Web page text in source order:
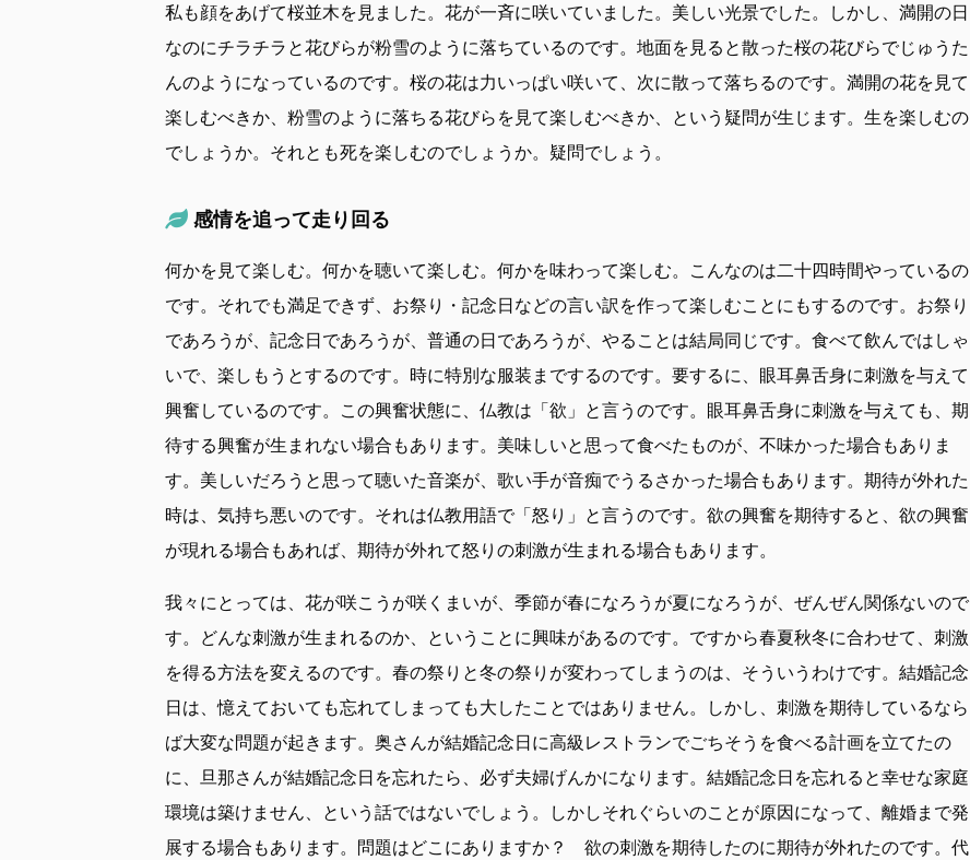
私も顔をあげて桜並木を見ました。花が一斉に咲いていました。美しい光景でした。しかし、満開の日
なのにチラチラと花びらが粉雪のように落ちているのです。地面を見ると散った桜の花びらでじゅうた
んのようになっているのです。桜の花は力いっぱい咲いて、次に散って落ちるのです。満開の花を見て
楽しむべきか、粉雪のように落ちる花びらを見て楽しむべきか、という疑問が生じます。生を楽しむの
でしょうか。それとも死を楽しむのでしょうか。疑問でしょう。
感情を追って走り回る
何かを見て楽しむ。何かを聴いて楽しむ。何かを味わって楽しむ。こんなのは二十四時間やっているの
です。それでも満足できず、お祭り・記念日などの言い訳を作って楽しむことにもするのです。お祭り
であろうが、記念日であろうが、普通の日であろうが、やることは結局同じです。食べて飲んではしゃ
いで、楽しもうとするのです。時に特別な服装までするのです。要するに、眼耳鼻舌身に刺激を与えて
興奮しているのです。この興奮状態に、仏教は「欲」と言うのです。眼耳鼻舌身に刺激を与えても、期
待する興奮が生まれない場合もあります。美味しいと思って食べたものが、不味かった場合もありま
す。美しいだろうと思って聴いた音楽が、歌い手が音痴でうるさかった場合もあります。期待が外れた
時は、気持ち悪いのです。それは仏教用語で「怒り」と言うのです。欲の興奮を期待すると、欲の興奮
が現れる場合もあれば、期待が外れて怒りの刺激が生まれる場合もあります。
我々にとっては、花が咲こうが咲くまいが、季節が春になろうが夏になろうが、ぜんぜん関係ないので
す。どんな刺激が生まれるのか、ということに興味があるのです。ですから春夏秋冬に合わせて、刺激
を得る方法を変えるのです。春の祭りと冬の祭りが変わってしまうのは、そういうわけです。結婚記念
日は、憶えておいても忘れてしまっても大したことではありません。しかし、刺激を期待しているなら
ば大変な問題が起きます。奥さんが結婚記念日に高級レストランでごちそうを食べる計画を立てたの
に、旦那さんが結婚記念日を忘れたら、必ず夫婦げんかになります。結婚記念日を忘れると幸せな家庭
環境は築けません、という話ではないでしょう。しかしそれぐらいのことが原因になって、離婚まで発
展する場合もあります。問題はどこにありますか？ 欲の刺激を期待したのに期待が外れたのです。代